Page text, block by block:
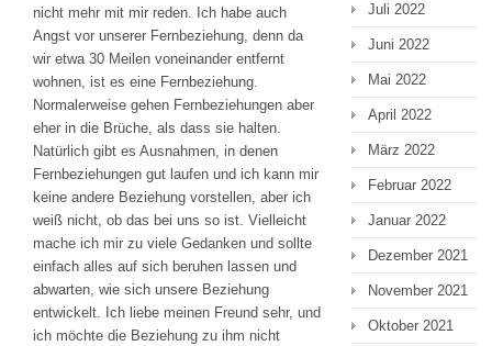
nicht mehr mit mir reden. Ich habe auch
Angst vor unserer Fernbeziehung, denn da
wir etwa 30 Meilen voneinander entfernt
wohnen, ist es eine Fernbeziehung.
Normalerweise gehen Fernbeziehungen aber
eher in die Brüche, als dass sie halten.
Natürlich gibt es Ausnahmen, in denen
Fernbeziehungen gut laufen und ich kann mir
keine andere Beziehung vorstellen, aber ich
weiß nicht, ob das bei uns so ist. Vielleicht
mache ich mir zu viele Gedanken und sollte
einfach alles auf sich beruhen lassen und
abwarten, wie sich unsere Beziehung
entwickelt. Ich liebe meinen Freund sehr, und
ich möchte die Beziehung zu ihm nicht
Juli 2022
Juni 2022
Mai 2022
April 2022
März 2022
Februar 2022
Januar 2022
Dezember 2021
November 2021
Oktober 2021